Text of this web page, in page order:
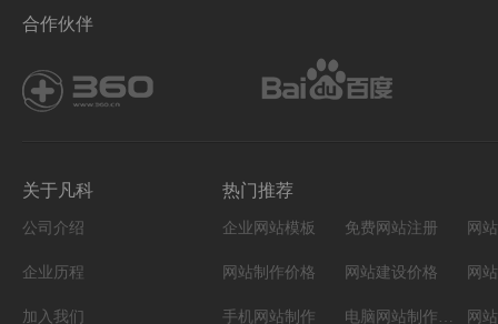
合作伙伴
关于凡科
公司介绍
企业历程
加入我们
热门推荐
企业网站模板 免费网站注册 网
网站制作价格 网站建设价格 网
手机网站制作 电脑网站制作设计 网